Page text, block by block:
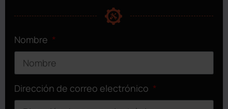
Nombre
Dirección de correo electrónico